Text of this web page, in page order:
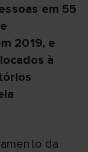
em 55
2019, e
à
da